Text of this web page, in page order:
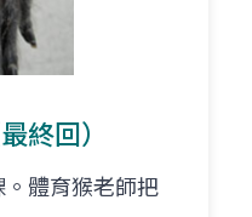
終回）
體育猴老師把